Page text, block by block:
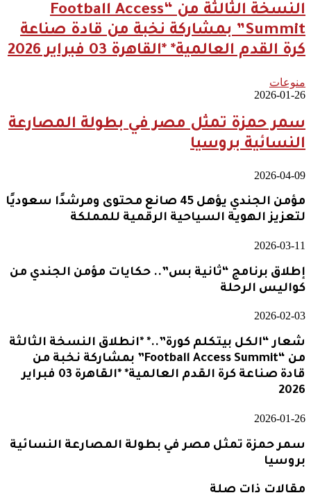
النسخة الثالثة من “Football Access
Summit” بمشاركة نخبة من قادة صناعة
كرة القدم العالمية* *القاهرة 03 فبراير 2026
منوعات
2026-01-26
سمر حمزة تمثل مصر في بطولة المصارعة
النسائية بروسيا
2026-04-09
مؤمن الجندي يؤهل 45 صانع محتوى ومرشدًا سعوديًا
لتعزيز الهوية السياحية الرقمية للمملكة
2026-03-11
إطلاق برنامج “ثانية بس”.. حكايات مؤمن الجندي من
كواليس الرحلة
2026-02-03
شعار “الكل بيتكلم كورة”..* *انطلاق النسخة الثالثة
من “Football Access Summit” بمشاركة نخبة من
قادة صناعة كرة القدم العالمية* *القاهرة 03 فبراير
2026
2026-01-26
سمر حمزة تمثل مصر في بطولة المصارعة النسائية
بروسيا
مقالات ذات صلة